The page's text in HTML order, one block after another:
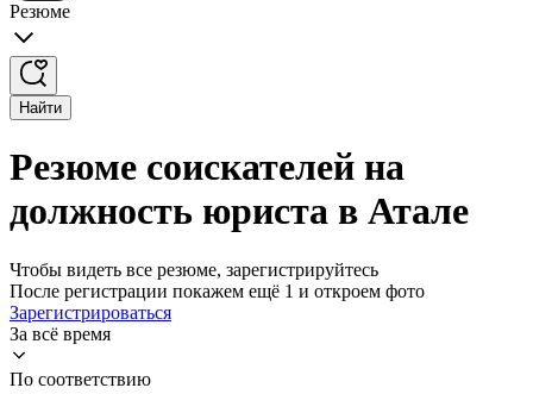
Резюме
Найти
Резюме соискателей на
должность юриста в Атале
Чтобы видеть все резюме, зарегистрируйтесь
После регистрации покажем ещё 1 и откроем фото
Зарегистрироваться
За всё время
По соответствию